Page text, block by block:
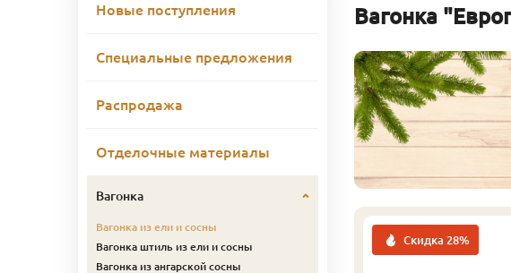
Вагонка
Скидка 28%
Новые поступления
Специальные предложения
Распродажа
Отделочные материалы
Вагонка
Вагонка из ели и сосны
Вагонка штиль из ели и сосны
Вагонка из ангарской сосны